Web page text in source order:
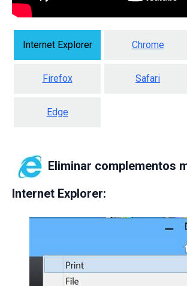
Internet Explorer Chrome
Firefox Safari
Edge
Eliminar complementos
Internet Explorer: